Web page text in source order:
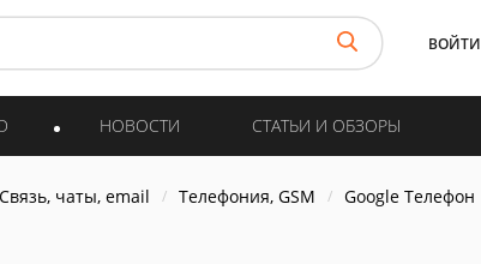
ВОЙТИ
НОВОСТИ СТАТЬИ И ОБЗОРЫ
Связь, чаты, email Телефония, GSM Google Телефон